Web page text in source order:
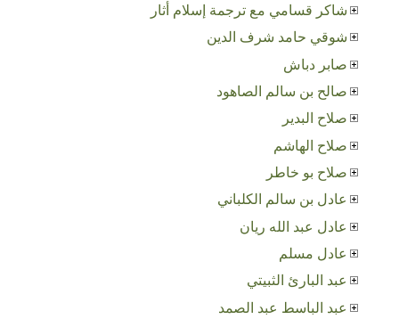
شاكر قسامي مع ترجمة إسلام أثار
شوقي حامد شرف الدين
صابر دباش
صالح بن سالم الصاهود
صلاح البدير
صلاح الهاشم
صلاح بو خاطر
عادل بن سالم الكلباني
عادل عبد الله ريان
عادل مسلم
عبد البارئ الثبيتي
عبد الباسط عبد الصمد